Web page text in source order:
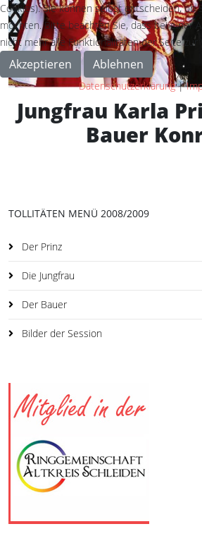
Jungfrau Karla
Bauer
TOLLITÄTEN MENÜ 2008/2009
Der Prinz
Die Jungfrau
Der Bauer
Bilder der Session
Cookies). Sie können selbst entscheiden, ob
möchten. Bitte beachten Sie, dass bei einer
nicht mehr alle Funktionalitäten der Seite zur
Akzeptieren Ablehnen
Datenschutzerklärung|